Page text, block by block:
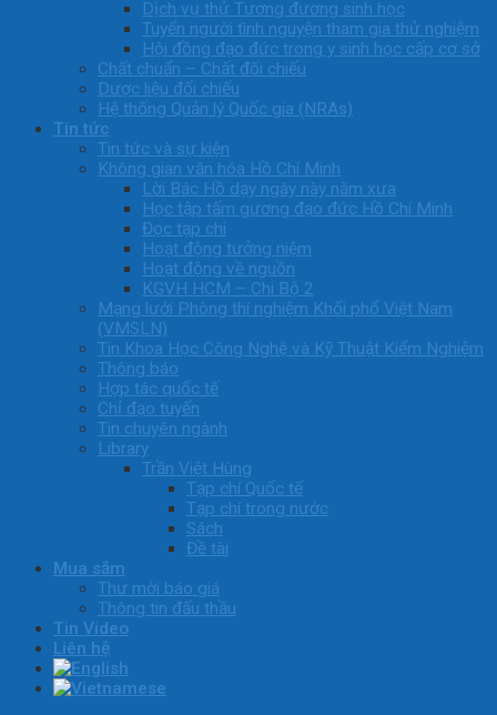
Dịch vụ thử Tương đương sinh học
Tuyển người tình nguyện tham gia thử nghiệm
Hội đồng đạo đức trong y sinh học cấp cơ sở
Chất chuẩn – Chất đối chiếu
Dược liệu đối chiếu
Hệ thống Quản lý Quốc gia (NRAs)
Tin tức
Tin tức và sự kiện
Không gian văn hóa Hồ Chí Minh
Lời Bác Hồ dạy ngày này năm xưa
Học tập tấm gương đạo đức Hồ Chí Minh
Đọc tạp chi
Hoạt động tưởng niệm
Hoạt động về nguồn
KGVH HCM – Chi Bộ 2
Mạng lưới Phòng thí nghiệm Khối phổ Việt Nam
(VMSLN)
Tin Khoa Học Công Nghệ và Kỹ Thuật Kiểm Nghiệm
Thông báo
Hợp tác quốc tế
Chỉ đạo tuyến
Tin chuyên ngành
Library
Trần Việt Hùng
Tạp chí Quốc tế
Tạp chí trong nước
Sách
Đề tài
Mua sắm
Thư mời báo giá
Thông tin đấu thầu
Tin Video
Liên hệ